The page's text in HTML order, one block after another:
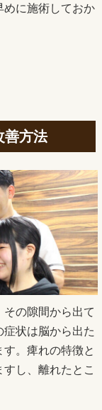
めに施術しておか
善方法
の隙間から出て
状は脳から出た
。痺れの特徴と
し、離れたとこ